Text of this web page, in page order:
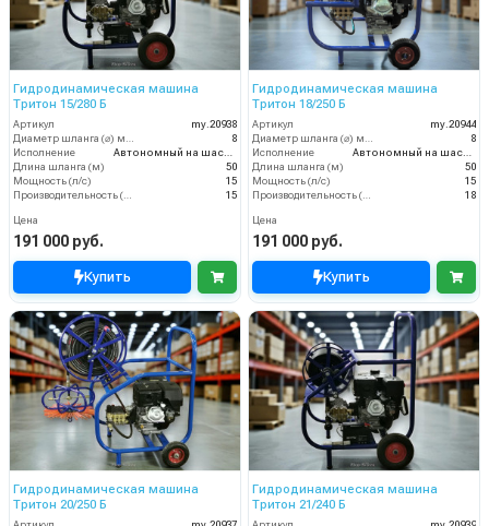
Гидродинамическая машина
Тритон 15/280 Б
Артикул
my.20938
8
Исполнение
Длина шланга (м)
50
Мощность (л/с)
15
15
Цена
191 000 руб.
Купить
Гидродинамическая машина
Тритон 18/250 Б
Артикул
my.20944
8
Исполнение
Длина шланга (м)
50
Мощность (л/с)
15
18
Цена
191 000 руб.
Купить
Гидродинамическая машина
Тритон 20/250 Б
Гидродинамическая машина
Тритон 21/240 Б